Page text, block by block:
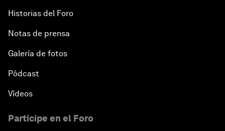
Historias del Foro
Notas de prensa
Galería de fotos
Pódcast
Vídeos
Participe en el Foro